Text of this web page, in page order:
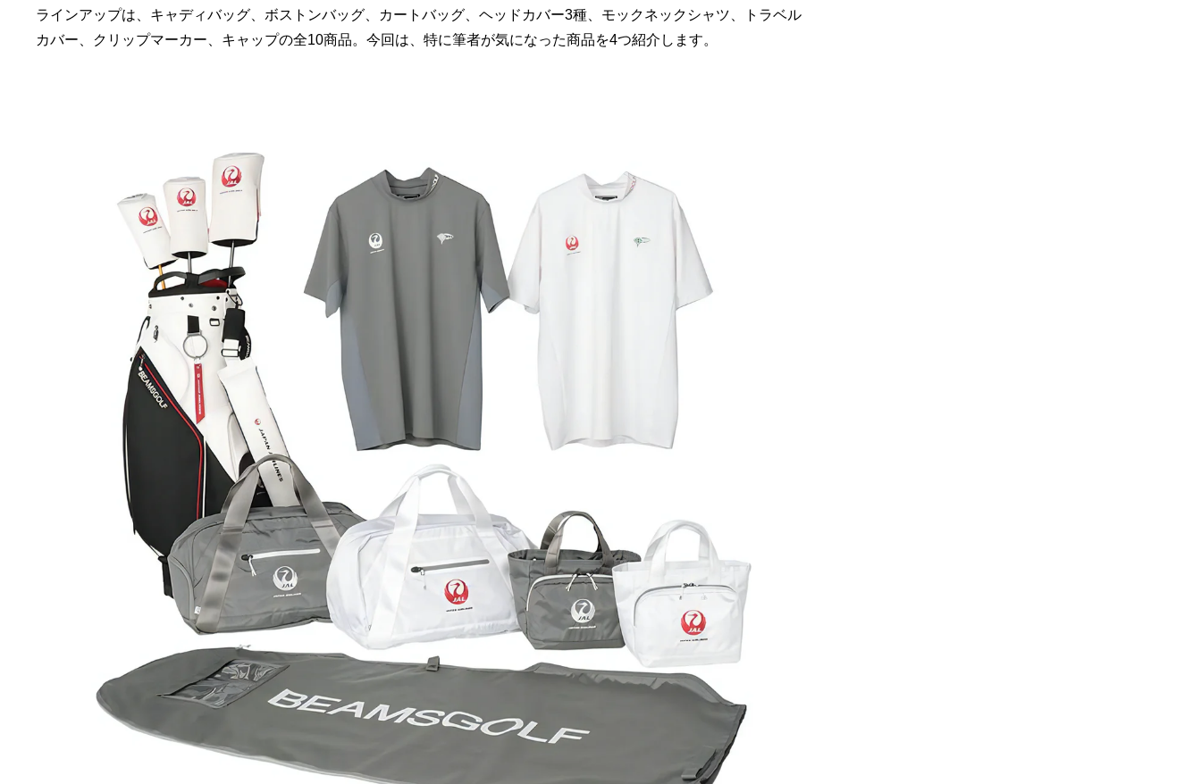
ラインアップは、キャディバッグ、ボストンバッグ、カートバッグ、ヘッドカバー3種、モックネックシャツ、トラベル
カバー、クリップマーカー、キャップの全10商品。今回は、特に筆者が気になった商品を4つ紹介します。